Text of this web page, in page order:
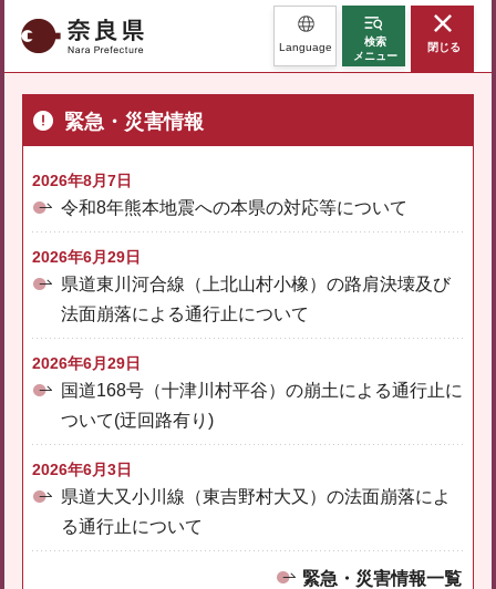
奈良県 Language
検索
メニュー
閉じる
緊急・災害情報
2026年8月7日
令和8年熊本地震への本県の対応等について
2026年6月29日
県道東川河合線（上北山村小橡）の路肩決壊及び
法面崩落による通行止について
2026年6月29日
国道168号（十津川村平谷）の崩土による通行止に
ついて(迂回路有り)
2026年6月3日
県道大又小川線（東吉野村大又）の法面崩落によ
る通行止について
緊急・災害情報一覧